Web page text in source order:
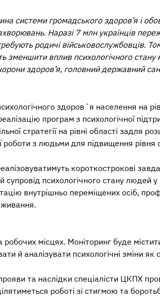
системи громадського здоров’я і
Наразі 7 млн українців
родичі військовослужбовців.
зменшити вплив психологічного стану
здоров’я, головний державний
здоровʼя населення на
програм з психологічної
стратегії на рівні області задля
з людьми для підвищення рівня
короткострокові
психологічного стану людей
внутрішньо переміщених осіб,
місцях. Моніторинг буде
й аналізувати психологічні зміни як
та наслідки спеціалісти ЦКПХ
роботі зі стигмою та